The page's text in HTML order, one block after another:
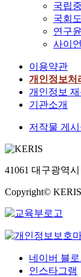
국립
국회
연구
사이
이용약관
개인정보처
개인정보 재
기관소개
저작물 게
41061 대구광역
Copyright©
네이버 블
인스타그램